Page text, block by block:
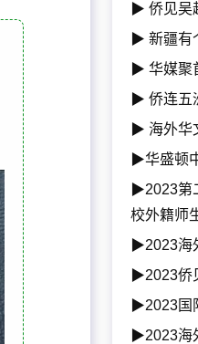
▶ 侨见吴
▶ 新疆有
▶ 华媒聚
▶ 侨连五
▶ 海外华
▶华盛顿
▶2023第
校外籍师
▶2023海
▶2023侨
▶2023国
▶2023海